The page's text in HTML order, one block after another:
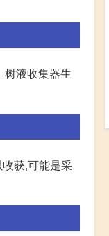
树液收集器生
获,可能是采